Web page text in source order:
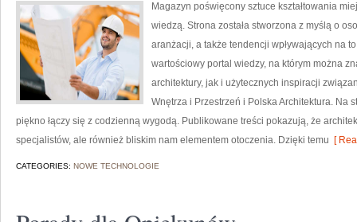
Magazyn poświęcony sztuce kształtowania
wiedzą. Strona została stworzona z myślą o
aranżacji, a także tendencji wpływających na
wartościowy portal wiedzy, na którym można
architektury, jak i użytecznych inspiracji
Wnętrza i Przestrzeń i Polska Architektura. Na
piękno łączy się z codzienną wygodą. Publikowane treści pokazują, że
specjalistów, ale również bliskim nam elementem otoczenia. Dzięki temu [
CATEGORIES: NOWE TECHNOLOGIE